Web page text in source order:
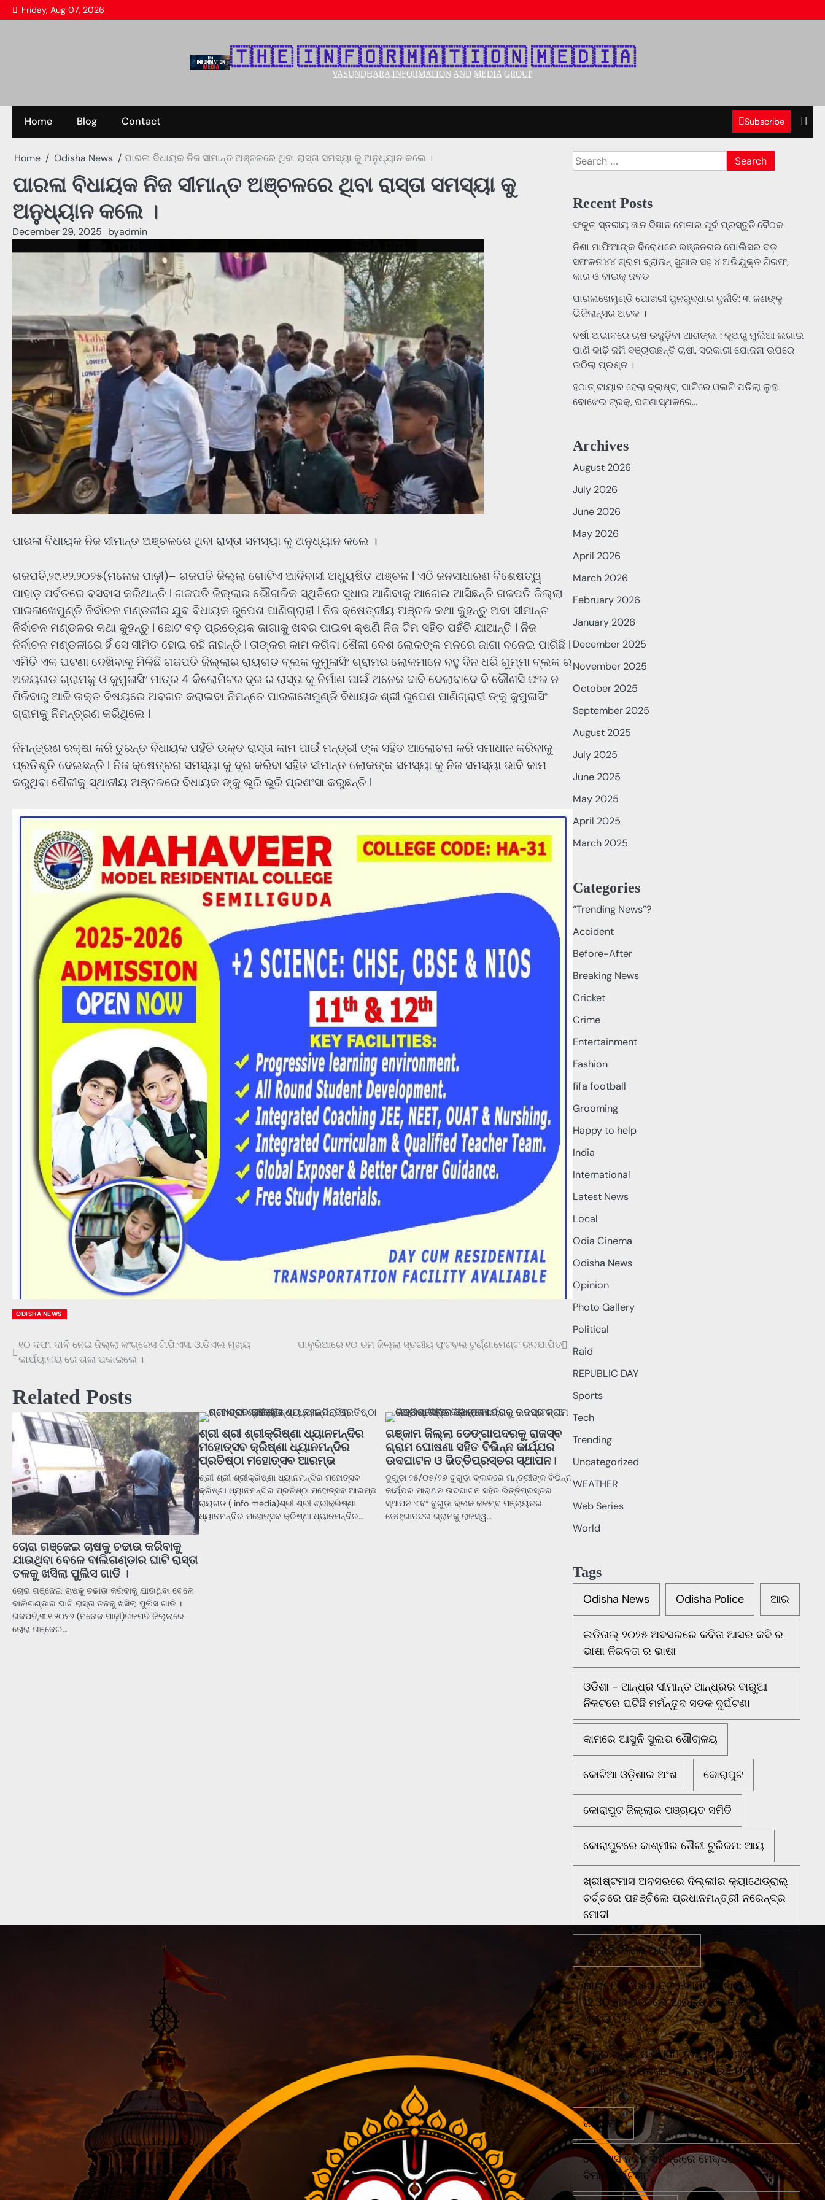
Skip
to
Friday, Aug 07, 2026
🇹‌🇭‌🇪‌ 🇮‌🇳‌🇫‌🇴‌🇷‌🇲‌🇦‌🇹‌🇮‌🇴‌🇳‌ 🇲‌🇪‌🇩‌🇮‌🇦‌
V̲A̲S̲U̲N̲D̲H̲A̲R̲A̲ I̲N̲F̲O̲R̲M̲A̲T̲I̲O̲N̲ A̲N̲D̲ M̲E̲D̲I̲A̲ G̲R̲O̲U̲P̲
Home Blog Contact Subscribe
Home Odisha News ପାରଳା ବିଧାୟକ ନିଜ ସୀମାନ୍ତ ଅଞ୍ଚଳରେ ଥିବା ରାସ୍ତା ସମସ୍ୟା କୁ ଅନୁଧ୍ୟାନ କଲେ ।
ପାରଳା ବିଧାୟକ ନିଜ ସୀମାନ୍ତ ଅଞ୍ଚଳରେ ଥିବା ରାସ୍ତା ସମସ୍ୟା କୁ
ଅନୁଧ୍ୟାନ କଲେ ।
December 29, 2025 byadmin
ପାରଳା ବିଧାୟକ ନିଜ ସୀମାନ୍ତ ଅଞ୍ଚଳରେ ଥିବା ରାସ୍ତା ସମସ୍ୟା କୁ ଅନୁଧ୍ୟାନ କଲେ ।
ଗଜପତି,୨୯.୧୨.୨୦୨୫(ମନୋଜ ପାଢ଼ୀ)– ଗଜପତି ଜିଲ୍ଲା ଗୋଟିଏ ଆଦିବାସୀ ଅଧ୍ୟୁଷିତ ଅଞ୍ଚଳ l ଏଠି ଜନସାଧାରଣ ବିଶେଷତ୍ୱ
ପାହାଡ଼ ପର୍ବତରେ ବସବାସ କରିଥାନ୍ତି l ଗଜପତି ଜିଲ୍ଲାର ଭୌଗଳିକ ସ୍ଥିତିରେ ସୁଧାର ଆଣିବାକୁ ଆଗେଇ ଆସିଛନ୍ତି ଗଜପତି ଜିଲ୍ଲା
ପାରଳାଖେମୁଣ୍ଡି ନିର୍ବାଚନ ମଣ୍ଡଳୀର ଯୁବ ବିଧାୟକ ରୁପେଶ ପାଣିଗ୍ରାହୀ l ନିଜ କ୍ଷେତ୍ରୀୟ ଅଞ୍ଚଳ କଥା କୁହନ୍ତୁ ଅବା ସୀମାନ୍ତ
ନିର୍ବାଚନ ମଣ୍ଡଳର କଥା କୁହନ୍ତୁ l ଛୋଟ ବଡ଼ ପ୍ରତ୍ୟେକ ଜାଗାକୁ ଖବର ପାଇବା କ୍ଷଣି ନିଜ ଟିମ ସହିତ ପହଁଚି ଯାଆନ୍ତି l ନିଜ
ନିର୍ବାଚନ ମଣ୍ଡଳୀରେ ହିଁ ସେ ସୀମିତ ହୋଇ ରହି ନାହାନ୍ତି l ତାଙ୍କର କାମ କରିବା ଶୈଳୀ ବେଶ ଲୋକଙ୍କ ମନରେ ଜାଗା ବନେଇ ପାରିଛି l
ଏମିତି ଏକ ଘଟଣା ଦେଖିବାକୁ ମିଳିଛି ଗଜପତି ଜିଲ୍ଲାର ରାୟଗଡ ବ୍ଲକ କୁମୁଳାସିଂ ଗ୍ରାମର ଲୋକମାନେ ବହୁ ଦିନ ଧରି ଗୁମ୍ମା ବ୍ଲକ ର
ଅଜୟଗଡ ଗ୍ରାମକୁ ଓ କୁମୁଳାସିଂ ମାତ୍ର 4 କିଲୋମିଟର ଦୂର ର ରାସ୍ତା କୁ ନିର୍ମାଣ ପାଇଁ ଅନେକ ଦାବି ଦେଲାବାଦେ ବି କୌଣସି ଫଳ ନ
ମିଳିବାରୁ ଆଜି ଉକ୍ତ ବିଷୟରେ ଅବଗତ କରାଇବା ନିମନ୍ତେ ପାରଳାଖେମୁଣ୍ଡି ବିଧାୟକ ଶ୍ରୀ ରୁପେଶ ପାଣିଗ୍ରାହୀ ଙ୍କୁ କୁମୁଳାସିଂ
ଗ୍ରାମକୁ ନିମନ୍ତ୍ରଣ କରିଥିଲେ l
ନିମନ୍ତ୍ରଣ ରକ୍ଷା କରି ତୁରନ୍ତ ବିଧାୟକ ପହଁଚି ଉକ୍ତ ରାସ୍ତା କାମ ପାଇଁ ମନ୍ତ୍ରୀ ଙ୍କ ସହିତ ଆଲୋଚନା କରି ସମାଧାନ କରିବାକୁ
ପ୍ରତିଶୃତି ଦେଇଛନ୍ତି l ନିଜ କ୍ଷେତ୍ରର ସମସ୍ୟା କୁ ଦୂର କରିବା ସହିତ ସୀମାନ୍ତ ଲୋକଙ୍କ ସମସ୍ୟା କୁ ନିଜ ସମସ୍ୟା ଭାବି କାମ
କରୁଥିବା ଶୈଳୀକୁ ସ୍ଥାନୀୟ ଅଞ୍ଚଳରେ ବିଧାୟକ ଙ୍କୁ ଭୁରି ଭୁରି ପ୍ରଶଂସା କରୁଛନ୍ତି l
ODISHA NEWS
Post
navigation
୧୦ ଦଫା ଦାବି ନେଇ ଜିଲ୍ଲା କଂଗ୍ରେସ ଟି.ପି.ଏସ. ଓ.ଡିଏଲ ମୂଖ୍ୟ
କାର୍ଯ୍ୟାଳୟ ରେ ତାଲା ପକାଇଲେ ।
ପାବୁରିଆରେ ୧୦ ତମ ଜିଲ୍ଲା ସ୍ତରୀୟ ଫୂଟବଲ ଟୁର୍ଣ୍ଣାମେଣ୍ଟ ଉଦଯାପିତ
Related Posts
ଚୋରା ଗଞ୍ଜେଇ ଚାଷକୁ ଚଢାଉ କରିବାକୁ
ଯାଉଥିବା ବେଳେ ବାଲିଗଣ୍ଡାର ଘାଟି ରାସ୍ତା
ତଳକୁ ଖସିଲା ପୁଲିସ ଗାଡି ।
ଚୋରା ଗଞ୍ଜେଇ ଚାଷକୁ ଚଢାଉ କରିବାକୁ ଯାଉଥିବା ବେଳେ
ବାଲିଗଣ୍ଡାର ଘାଟି ରାସ୍ତା ତଳକୁ ଖସିଲା ପୁଲିସ ଗାଡି ।
ଗଜପତି,୩.୧.୨୦୨୬ (ମନୋଜ ପାଢ଼ୀ)ଗଜପତି ଜିଲ୍ଲାରେ
ଚୋରା ଗଞ୍ଜେଇ…
ଶ୍ରୀ ଶ୍ରୀ ଶ୍ରୀକ୍ରିଷ୍ଣା ଧ୍ୟାନମନ୍ଦିର
ମହୋତ୍ସବ କ୍ରିଷ୍ଣା ଧ୍ୟାନମନ୍ଦିର
ପ୍ରତିଷ୍ଠା ମହୋତ୍ସବ ଆରମ୍ଭ
ଶ୍ରୀ ଶ୍ରୀ ଶ୍ରୀକ୍ରିଷ୍ଣା ଧ୍ୟାନମନ୍ଦିର ମହୋତ୍ସବ
କ୍ରିଷ୍ଣା ଧ୍ୟାନମନ୍ଦିର ପ୍ରତିଷ୍ଠା ମହୋତ୍ସବ ଆରମ୍ଭ
ରାୟଗଡ ( info media)ଶ୍ରୀ ଶ୍ରୀ ଶ୍ରୀକ୍ରିଷ୍ଣା
ଧ୍ୟାନମନ୍ଦିର ମହୋତ୍ସବ କ୍ରିଷ୍ଣା ଧ୍ୟାନମନ୍ଦିର…
ଗଞ୍ଜାମ ଜିଲ୍ଲା ଡେଙ୍ଗାପଦରକୁ ରାଜସ୍ବ
ଗ୍ରାମ ଘୋଷଣା ସହିତ ବିଭିନ୍ନ କାର୍ଯ୍ଯର
ଉଦଘାଟନ ଓ ଭିତ୍ତିପ୍ରସ୍ତର ସ୍ଥାପନ।
ବୁଗୁଡ଼ା ୨୫/୦୫/୨୬ ବୁଗୁଡ଼ା ବ୍ଲକରେ ମନ୍ତ୍ରୀଙ୍କ ବିଭିନ୍ନ
କାର୍ଯ୍ଯର ମାରାଥନ ଉଦଘାଟନ ସହିତ ଭିତ୍ତିପ୍ରସ୍ତର
ସ୍ଥାପନ ଏବଂ ବୁଗୁଡ଼ା ବ୍ଲକ କଳମ୍ବ ପଞ୍ଚାୟତର
ଡେଙ୍ଗାପଦର ଗ୍ରାମକୁ ରାଜସ୍ୱ…
Search
for:
Recent Posts
ସଂକୁଳ ସ୍ତରୀୟ ଜ୍ଞାନ ବିଜ୍ଞାନ ମେଳାର ପୂର୍ବ ପ୍ରସ୍ତୁତି ବୈଠକ
ନିଶା ମାଫିଆଙ୍କ ବିରୋଧରେ ଭଞ୍ଜନଗର ପୋଲିସର ବଡ଼
ସଫଳତା୪୪ ଗ୍ରାମ ବ୍ରାଉନ୍ ସୁଗାର ସହ ୪ ଅଭିଯୁକ୍ତ ଗିରଫ,
କାର ଓ ବାଇକ୍ ଜବତ
ପାରଳାଖେମୁଣ୍ଡି ପୋଖରୀ ପୁନରୁଦ୍ଧାର ଦୁର୍ନୀତି: ୩ ଜଣଙ୍କୁ
ଭିଜିଲାନ୍ସର ଅଟକ ।
ବର୍ଷା ଅଭାବରେ ଚାଷ ଉଜୁଡ଼ିବା ଆଶଙ୍କା : କୂଅରୁ ମୁଲିଆ ଲଗାଇ
ପାଣି କାଢ଼ି ଜମି ବଞ୍ଚାଉଛନ୍ତି ଚାଷୀ, ସରକାରୀ ଯୋଜନା ଉପରେ
ଉଠିଲା ପ୍ରଶ୍ନ ।
ହଠାତ୍‌ ଟାୟାର ହେଲା ବ୍ଲାଷ୍ଟ, ଘାଟିରେ ଓଲଟି ପଡିଲା ଲୁହା
ବୋଝେଇ ଟ୍ରକ୍‌, ଘଟଣାସ୍ଥଳରେ…
Archives
August 2026
July 2026
June 2026
May 2026
April 2026
March 2026
February 2026
January 2026
December 2025
November 2025
October 2025
September 2025
August 2025
July 2025
June 2025
May 2025
April 2025
March 2025
Categories
“Trending News”?
Accident
Before-After
Breaking News
Cricket
Crime
Entertainment
Fashion
fifa football
Grooming
Happy to help
India
International
Latest News
Local
Odia Cinema
Odisha News
Opinion
Photo Gallery
Political
Raid
REPUBLIC DAY
Sports
Tech
Trending
Uncategorized
WEATHER
Web Series
World
Tags
Odisha News Odisha Police ଆର
ଇଡିତାଲ୍ ୨୦୨୫ ଅବସରରେ କବିତା ଆସର କବି ର
ଭାଷା ନିରବତା ର ଭାଷା
ଓଡିଶା - ଆନ୍ଧ୍ର ସୀମାନ୍ତ ଆନ୍ଧ୍ରର ବାରୁଆ
ନିକଟରେ ଘଟିଛି ମର୍ମନ୍ତୁଦ ସଡକ ଦୁର୍ଘଟଣା
କାମରେ ଆସୁନି ସୁଲଭ ଶୌଚାଳୟ
କୋଟିଆ ଓଡ଼ିଶାର ଅଂଶ କୋରାପୁଟ
କୋରାପୁଟ ଜିଲ୍ଲାର ପଞ୍ଚାୟତ ସମିତି
କୋରାପୁଟରେ କାଶ୍ମୀର ଶୈଳୀ ଟୁରିଜମ: ଆୟ
ଖ୍ରୀଷ୍ଟମାସ ଅବସରରେ ଦିଲ୍ଲୀର କ୍ୟାଥେଡ୍ରାଲ୍
ଚର୍ଚ୍ଚରେ ପହଞ୍ଚିଲେ ପ୍ରଧାନମନ୍ତ୍ରୀ ନରେନ୍ଦ୍ର
ମୋଦୀ
ଗଜପତି ଜିଲ୍ଲା ପାଇଁ ଦୁଃଖ
ଗାଇବା ଗ୍ରାମରେ ଦୁଇ ଗୋଷ୍ଠୀ ମୁହାଁ ମୁହିଁରାତି
12.30 ରେ ପହଁଚିଲେ ଆରକ୍ଷୀ ଅଧିକ୍ଷକ ଏବଂ
ଏସ ଡି ପି ଓ
ଛାତ୍ର ମୃତ୍ୟୁ ପାଇଁ KIIT ବିଶ୍ୱବିଦ୍ୟାଳୟର
'ଅବୈଧ କାର୍ଯ୍ୟକଳାପ'କୁ ଦାୟୀ କରିଛି UGC
ପ୍ୟାନେଲ
ଜଣେ ମୃତ
ଟେକ୍ସାସ ନିକଟ ସମୁଦ୍ରରେ ମେକ୍ସିକୋ ନୌସେନା
ବିମାନ ଦୁର୍ଘଟଣା